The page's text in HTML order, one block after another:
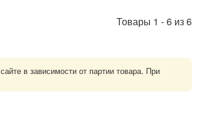
Товары 1 -6 из6
в зависимости от партии товара. При